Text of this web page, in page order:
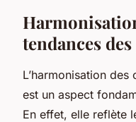
tendances
L’harmonisation
est un aspect
En effet, elle reflète